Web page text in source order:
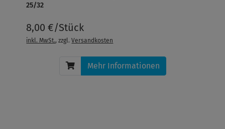
25/32
8,00 €/Stück
inkl. MwSt., zzgl.Versandkosten
Mehr Informationen